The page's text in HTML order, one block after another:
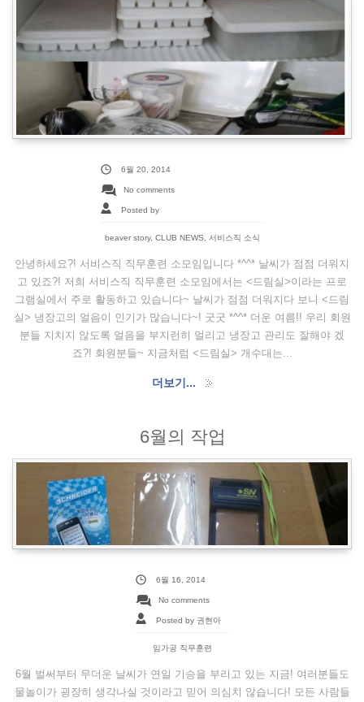
6월 20, 2014
No comments
Posted by
beaver story, CLUB NEWS 서비스직 소식
안녕하세요?! 서비스직 직무훈련 소모임입니다 *^^* 날씨가 점점 더워지
고 있죠?! 저희 서비스직 직무훈련 소모임에서는 <드림실>이라는 프로
그램실에서 주로 활동하고 있습니다~ 날씨가 점점 더워지다 보니 <드림
실> 냉장고의 얼음이 인기가 많습니다~! 굿굿 *^^* 더운 여름!! 우리 회원
분들 지치지 않도록 얼음을 부지런히 얼리고 냉장고 관리도 잘해야 겠
죠?! 회원분들~ 지금처럼 <드림실> 개수대는...
더보기...
6월의 작업
6월 16, 2014
No comments
Posted by 권현아
임가공 직무훈련
6월 벌써부터 무더운 날씨가 연일 기승을 부리고 있는 지금! 여러분들도
물놀이가 굉장히 생각나실 것이라고 믿어 의심치 않습니다! 모든 사람들